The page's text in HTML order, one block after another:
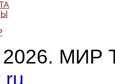
МИР